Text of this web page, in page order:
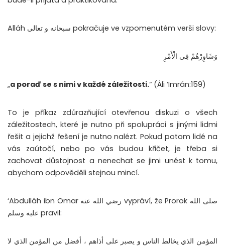
Alláh سبحانه و تعالى pokračuje ve vzpomenutém verši slovy:
وَشَاوِرْهُمْ فِي الْأَمْرِ
„a poraď se s nimi v každé záležitosti.“ (Áli ‘Imrán:159)
To je příkaz zdůrazňující otevřenou diskuzi o všech
záležitostech, které je nutno při spolupráci s jinými lidmi
řešit a jejichž řešení je nutno nalézt. Pokud potom lidé na
vás zaútočí, nebo po vás budou křičet, je třeba si
zachovat důstojnost a nenechat se jimi unést k tomu,
abychom odpověděli stejnou mincí.
‘Abdulláh ibn Omar رضي الله عنه vypráví, že Prorok صلى الله
عليه وسلم pravil:
المؤمن الذي يخالط الناس و يصبر على أذاهم ، أفضل من المؤمن الذي لا